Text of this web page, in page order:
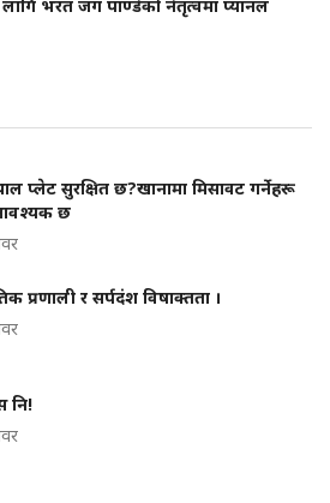
लागि भरत जंग पाण्डेको नेतृत्वमा प्यानल
प्लेट सुरक्षित छ?खानामा मिसावट गर्नेहरू
छ
प्रणाली र सर्पदंश विषाक्तता ।
नि!